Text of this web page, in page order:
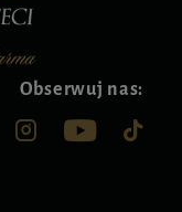
Obserwuj nas: